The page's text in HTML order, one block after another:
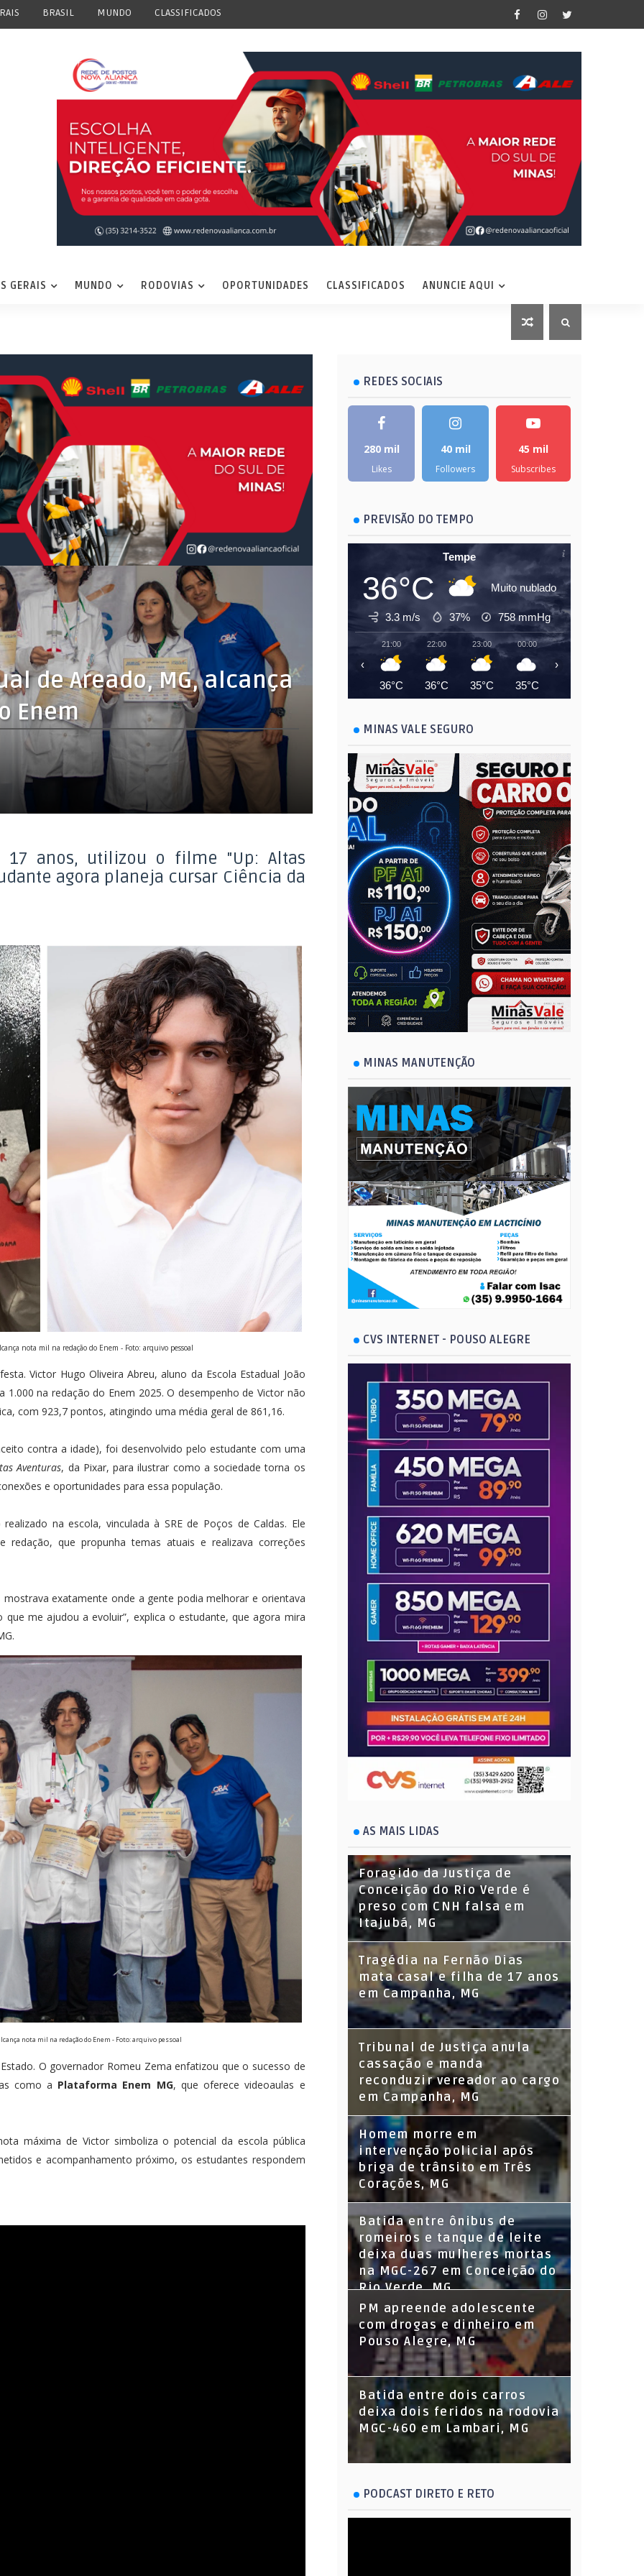
BRASIL MUNDO CLASSIFICADOS
GERAIS MUNDO RODOVIAS OPORTUNIDADES CLASSIFICADOS ANUNCIE AQUI
de Areado, MG, alcança
Enem
17 anos, utilizou o filme "Up: Altas
agora planeja cursar Ciência da
nota mil na redação do Enem - Foto: arquivo pessoal
Victor Hugo Oliveira Abreu, aluno da Escola Estadual João
na redação do Enem 2025. O desempenho de Victor não
com 923,7 pontos, atingindo uma média geral de 861,16.
contra a idade), foi desenvolvido pelo estudante com uma
Aventuras, da Pixar, para ilustrar como a sociedade torna os
e oportunidades para essa população.
na escola, vinculada à SRE de Poços de Caldas. Ele
que propunha temas atuais e realizava correções
exatamente onde a gente podia melhorar e orientava
me ajudou a evoluir”, explica o estudante, que agora mira
nota mil na redação do Enem - Foto: arquivo pessoal
O governador Romeu Zema enfatizou que o sucesso de
como a Plataforma Enem MG, que oferece videoaulas e
máxima de Victor simboliza o potencial da escola pública
e acompanhamento próximo, os estudantes respondem
REDES SOCIAIS
280 mil
Likes
40 mil
Followers
45 mil
Subscribes
PREVISÃO DO TEMPO
Tempe
36°C Muito nublado
3.3 m/s 37% 758mmHg
21:00
36°C
22:00
36°C
23:00
35°C
00:00
35°C
01:00
‹ ›
MINAS VALE SEGURO
MINAS MANUTENÇÃO
CVS INTERNET - POUSO ALEGRE
AS MAIS LIDAS
Foragido da Justiça de
Conceição do Rio Verde é
preso com CNH falsa em
Itajubá, MG
Tragédia na Fernão Dias
mata casal e filha de 17 anos
em Campanha, MG
Tribunal de Justiça anula
cassação e manda
reconduzir vereador ao cargo
em Campanha, MG
Homem morre em
intervenção policial após
briga de trânsito em Três
Corações, MG
Batida entre ônibus de
romeiros e tanque de leite
deixa duas mulheres mortas
na MGC-267 em Conceição do
Rio Verde, MG
PM apreende adolescente
com drogas e dinheiro em
Pouso Alegre, MG
Batida entre dois carros
deixa dois feridos na rodovia
MGC-460 em Lambari, MG
PODCAST DIRETO E RETO